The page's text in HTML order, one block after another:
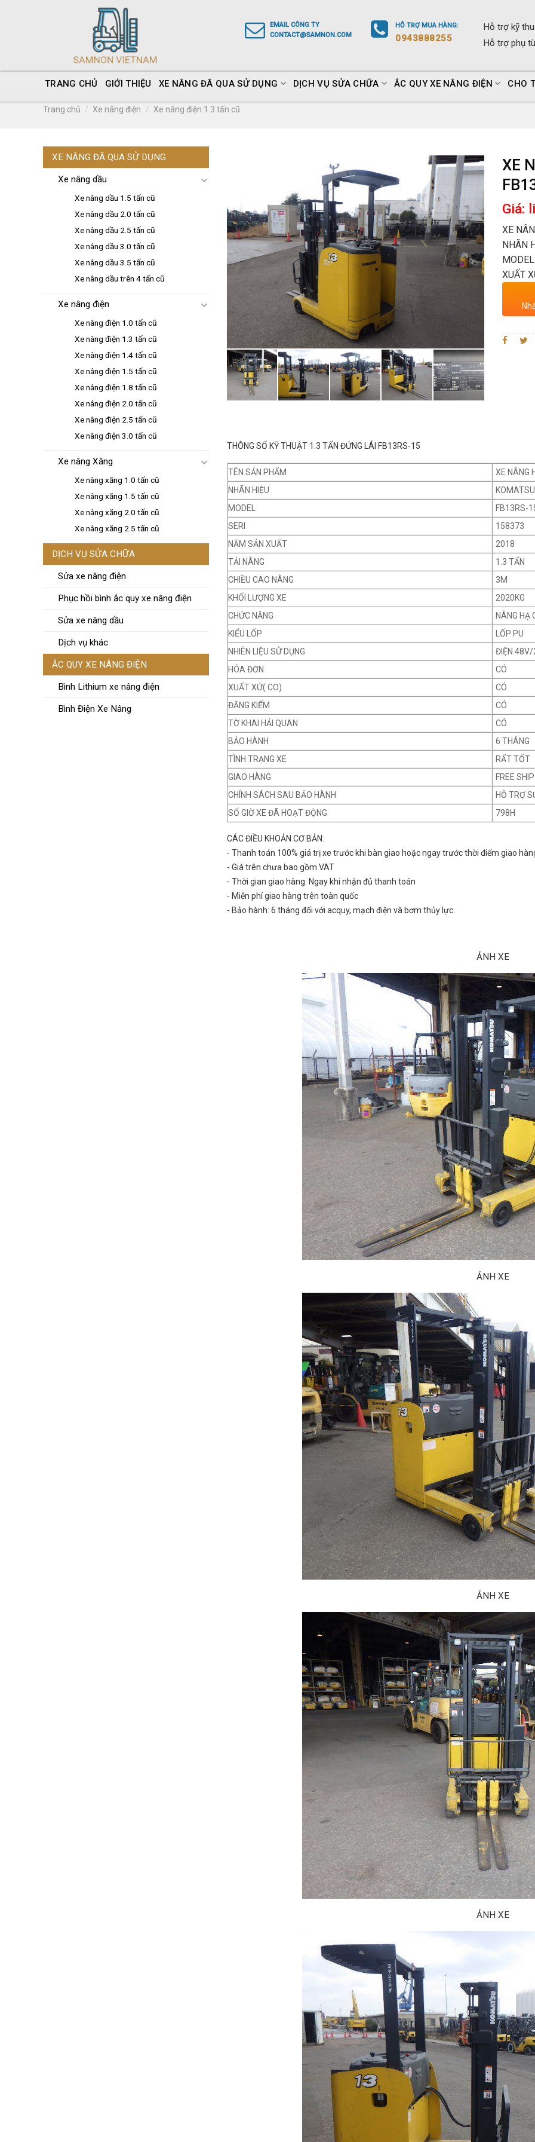
Hỗ trợ kỹ
Hỗ trợ phụ
HỖ TRỢMUA HÀNG:
0943888255
EMAIL CÔNG TY
CONTACT@SAMNON.COM
TRANG CHỦ GIỚI THIỆU XE NÂNG ĐÃ QUA SỬ DỤNG DỊCH VỤ SỬA CHỮA ẮC QUY XE NÂNG ĐIỆN CHO
Trang chủ / Xe nâng điện / Xe nâng điện 1.3 tấn cũ
XE NÂNG ĐÃ QUA SỬ DỤNG
Xe nâng dầu
Xe nâng dầu 1.5 tấn cũ
Xe nâng dầu 2.0 tấn cũ
Xe nâng dầu 2.5 tấn cũ
Xe nâng dầu 3.0 tấn cũ
Xe nâng dầu 3.5 tấn cũ
Xe nâng dầu trên 4 tấn cũ
Xe nâng điện
Xe nâng điện 1.0 tấn cũ
Xe nâng điện 1.3 tấn cũ
Xe nâng điện 1.4 tấn cũ
Xe nâng điện 1.5 tấn cũ
Xe nâng điện 1.8 tấn cũ
Xe nâng điện 2.0 tấn cũ
Xe nâng điện 2.5 tấn cũ
Xe nâng điện 3.0 tấn cũ
Xe nâng Xăng
Xe nâng xăng 1.0 tấn cũ
Xe nâng xăng 1.5 tấn cũ
Xe nâng xăng 2.0 tấn cũ
Xe nâng xăng 2.5 tấn cũ
DỊCH VỤ SỬA CHỮA
Sửa xe nâng điện
Phục hồi bình ắc quy xe nâng điện
Sửa xe nâng dầu
Dịch vụ khác
ẮC QUY XE NÂNG ĐIỆN
Bình Lithium xe nâng điện
Bình Điện Xe Nâng
XE
Giá:
XE
NHÃN
XUẤT
THÔNG SỐ KỸ THUẬT 1.3 TẤN ĐỨNG LÁI FB13RS-15
TÊN SẢN PHẨM
XE NÂNG
NHÃN HIỆU
KOMATSU
MODEL
FB13RS-
SERI
158373
NĂM SẢN XUẤT
2018
TẢI NÂNG
1.3 TẤN
CHIỀU CAO NÂNG
3M
KHỐI LƯỢNG XE
2020KG
CHỨC NĂNG
NÂNG HẠ
KIỂU LỐP
LỐP PU
NHIÊN LIỆU SỬ DỤNG
ĐIỆN
HÓA ĐƠN
CÓ
XUẤT XỨ( CO)
CÓ
ĐĂNG KIỂM
CÓ
TỜ KHAI HẢI QUAN
CÓ
BẢO HÀNH
6 THÁNG
TÌNH TRẠNG XE
RẤT TỐT
GIAO HÀNG
FREE SHIP
CHÍNH SÁCH SAU BẢO HÀNH
HỖ TRỢ
SỐ GIỜ XE ĐÃ HOẠT ĐỘNG
798H
CÁC ĐIỀU KHOẢN CƠ BẢN:
- Thanh toán 100% giá trị xe trước khi bàn giao hoặc ngay trước thời điểm giao
- Giá trên chưa bao gồm VAT
- Thời gian giao hàng: Ngay khi nhận đủ thanh toán
- Miễn phí giao hàng trên toàn quốc
- Bảo hành: 6 tháng đối với acquy, mạch điện và bơm thủy lực.
ẢNH XE
ẢNH XE
ẢNH XE
ẢNH XE